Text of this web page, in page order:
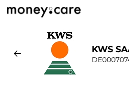
KWS
& Chart